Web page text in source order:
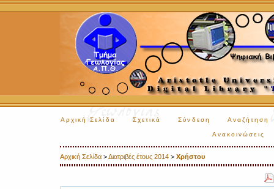
Αρχική Σελίδα Σχετικά Σύνδεση Αναζήτηση
Ανακοινώσεις
Αρχική Σελίδα >Διατριβές έτους 2014 > Χρήστου